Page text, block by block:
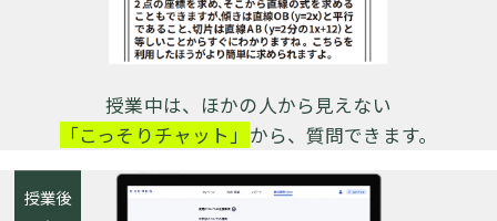
授業中は、ほかの人から見えない
「こっそりチャット」 から、質問できます。
授業後